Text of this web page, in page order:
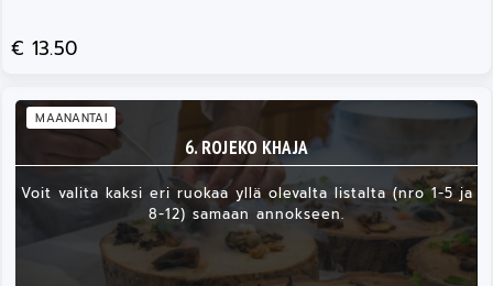
€ 13.50
6. ROJEKO KHAJA
Voit valita kaksi eri ruokaa yllä olevalta listalta (nro 1-5 ja
8-12) samaan annokseen.
MAANANTAI